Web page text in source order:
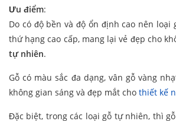
Ưu điểm:
Do có độ bền và độ ổn định cao nên loại
thứ hạng cao cấp, mang lại vẻ đẹp cho
tự nhiên.
Gỗ có màu sắc đa dạng, vân gỗ vàng
không gian sáng và đẹp mắt cho thiết kế
Đặc biệt, trong các loại gỗ tự nhiên, thì